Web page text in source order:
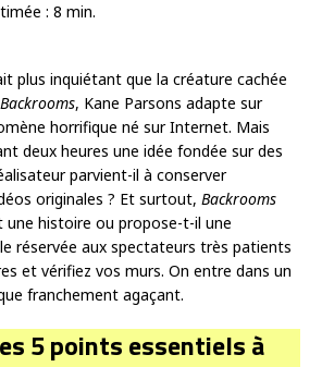
: 8 min.
plus inquiétant que la créature cachée
Backrooms, Kane Parsons adapte sur
horrifique né sur Internet. Mais
deux heures une idée fondée sur des
parvient-il à conserver
originales ? Et surtout, Backrooms
histoire ou propose-t-il une
réservée aux spectateurs très patients
et vérifiez vos murs. On entre dans un
franchement agaçant.
5 points essentiels à